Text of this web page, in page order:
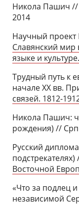
Никола Пашич //
2014
Научный проект
Славянский мир
языке и
Трудный путь к
начале ХХ вв.
связей. 1812-
Никола Пашич:
рождения) //
Русский
Восточной
«Что за подлец
независимой